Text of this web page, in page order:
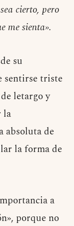
cierto, pero
me sienta».
su
sentirse triste
letargo y
la
absoluta de
la forma de
a
porque no